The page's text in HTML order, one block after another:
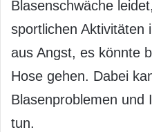
Blasenschwäche
sportlichen Aktivitäten
aus Angst, es könnte
Hose gehen. Dabei
Blasenproblemen und
tun.